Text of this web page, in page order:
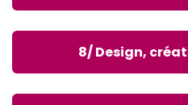
8/ Design,